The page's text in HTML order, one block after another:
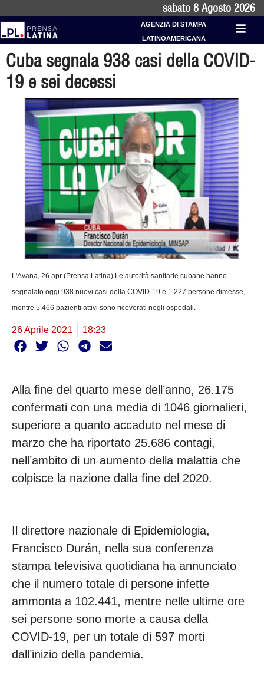
sabato 8 Agosto 2026
AGENZIA DI STAMPA
LATINOAMERICANA
Cuba segnala 938 casi della COVID-
19 e sei decessi
L'Avana, 26 apr (Prensa Latina) Le autorità sanitarie cubane hanno
segnalato oggi 938 nuovi casi della COVID-19 e 1.227 persone dimesse,
mentre 5.466 pazienti attivi sono ricoverati negli ospedali.
26 Aprile 2021 18:23
Alla fine del quarto mese dell’anno, 26.175
confermati con una media di 1046 giornalieri,
superiore a quanto accaduto nel mese di
marzo che ha riportato 25.686 contagi,
nell’ambito di un aumento della malattia che
colpisce la nazione dalla fine del 2020.
Il direttore nazionale di Epidemiologia,
Francisco Durán, nella sua conferenza
stampa televisiva quotidiana ha annunciato
che il numero totale di persone infette
ammonta a 102.441, mentre nelle ultime ore
sei persone sono morte a causa della
COVID-19, per un totale di 597 morti
dall’inizio della pandemia.